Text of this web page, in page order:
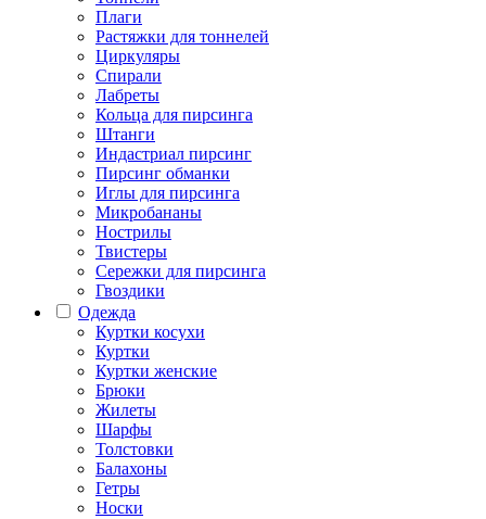
Плаги
Растяжки для тоннелей
Циркуляры
Спирали
Лабреты
Кольца для пирсинга
Штанги
Индастриал пирсинг
Пирсинг обманки
Иглы для пирсинга
Микробананы
Нострилы
Твистеры
Сережки для пирсинга
Гвоздики
Одежда
Куртки косухи
Куртки
Куртки женские
Брюки
Жилеты
Шарфы
Толстовки
Балахоны
Гетры
Носки